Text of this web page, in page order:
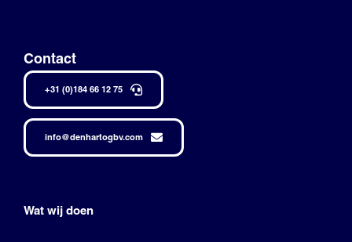
Contact
+31 (0)184 66 12 75
info@denhartogbv.com
Wat wij doen